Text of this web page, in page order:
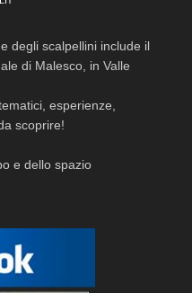
degli scalpellini include il
di Malesco, in Valle
esperienze,
scoprire!
e dello spazio